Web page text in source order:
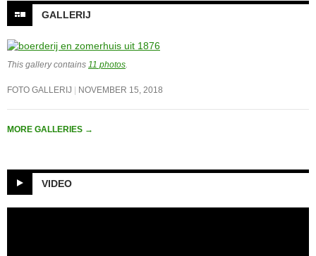
GALLERIJ
This gallery contains 11 photos.
FOTO GALLERIJ NOVEMBER 15, 2018
MORE GALLERIES →
VIDEO